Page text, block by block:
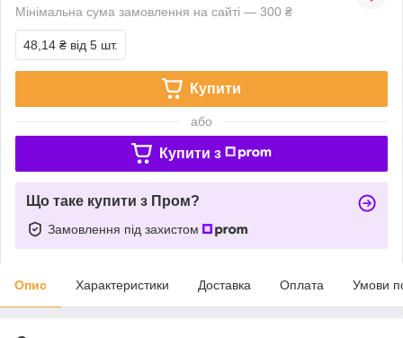
Мінімальна сума замовлення на сайті — 300 ₴
48,14 ₴ від 5 шт.
Купити
або
Купити з
Що таке купити з Пром?
Замовлення під захистом
Опис Характеристики Доставка Оплата Умови